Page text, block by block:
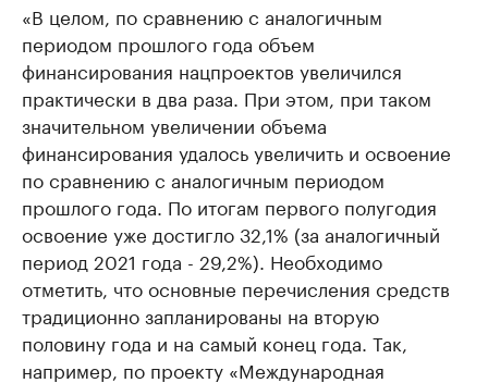
«В целом, по сравнению с аналогичным
периодом прошлого года объем
финансирования нацпроектов увеличился
практически в два раза. При этом, при таком
значительном увеличении объема
финансирования удалось увеличить и освоение
по сравнению с аналогичным периодом
прошлого года. По итогам первого полугодия
освоение уже достигло 32,1% (за аналогичный
период 2021 года - 29,2%). Необходимо
отметить, что основные перечисления средств
традиционно запланированы на вторую
половину года и на самый конец года. Так,
например, по проекту «Международная